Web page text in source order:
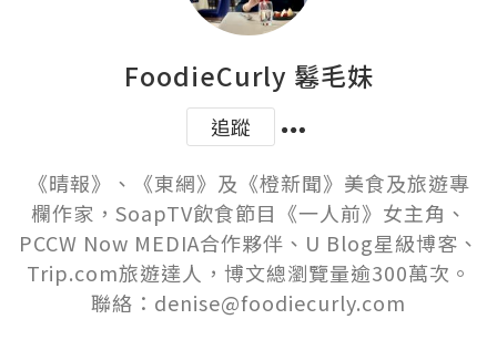
FoodieCurly 鬈毛妹
追蹤
《晴報》、《東網》及《橙新聞》美食及旅遊專
欄作家，SoapTV飲食節目《一人前》女主角、
PCCW Now MEDIA合作夥伴、U Blog星級博客、
Trip.com旅遊達人，博文總瀏覽量逾300萬次。
聯絡：denise@foodiecurly.com